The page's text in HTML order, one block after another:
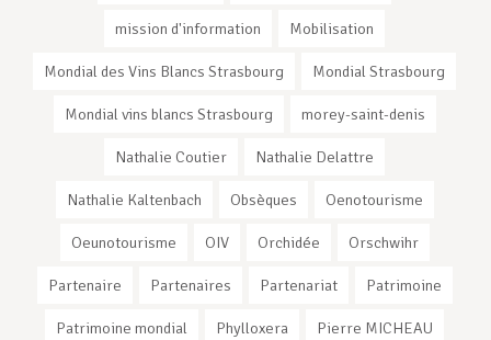
mission d'information Mobilisation
Mondial des Vins Blancs Strasbourg Mondial Strasbourg
Mondial vins blancs Strasbourg morey-saint-denis
Nathalie Coutier Nathalie Delattre
Nathalie Kaltenbach Obsèques Oenotourisme
Oeunotourisme OIV Orchidée Orschwihr
Partenaire Partenaires Partenariat Patrimoine
Patrimoine mondial Phylloxera Pierre MICHEAU